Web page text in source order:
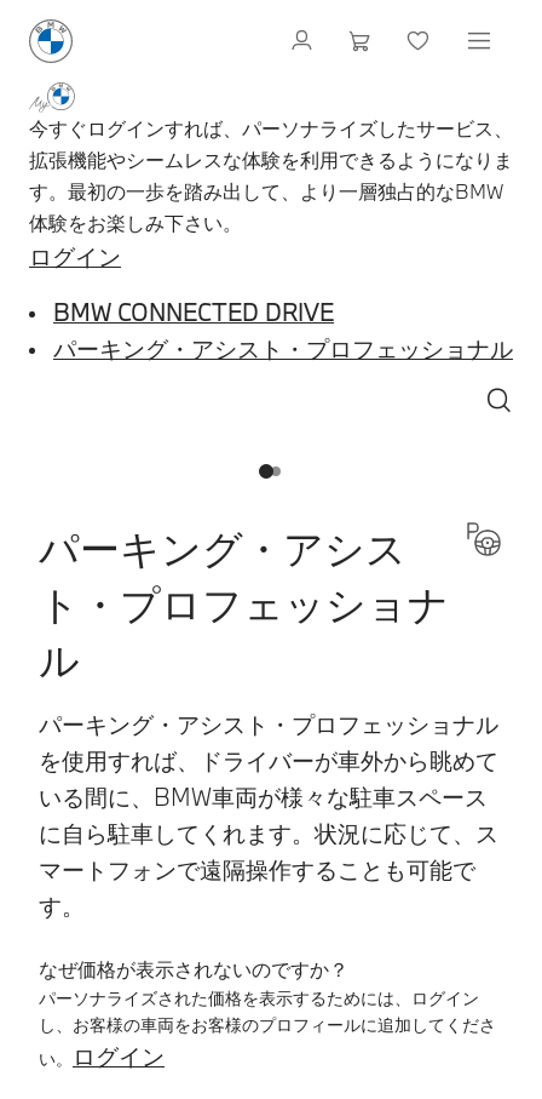
今すぐログインすれば、パーソナライズしたサービス、
拡張機能やシームレスな体験を利用できるようになりま
す。最初の一歩を踏み出して、より一層独占的なBMW
体験をお楽しみ下さい。
ログイン
BMW CONNECTED DRIVE
パーキング・アシスト・プロフェッショナル
12
パーキング・アシス
ト・プロフェッショナ
ル
パーキング・アシスト・プロフェッショナル
を使用すれば、ドライバーが車外から眺めて
いる間に、BMW車両が様々な駐車スペース
に自ら駐車してくれます。状況に応じて、ス
マートフォンで遠隔操作することも可能で
す。
なぜ価格が表示されないのですか？
パーソナライズされた価格を表示するためには、ログイン
し、お客様の車両をお客様のプロフィールに追加してくださ
い。
ログイン